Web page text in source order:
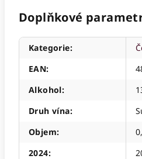
Doplňkové
Kategorie:
EAN:
Alkohol:
Druh vína:
Objem:
2024: